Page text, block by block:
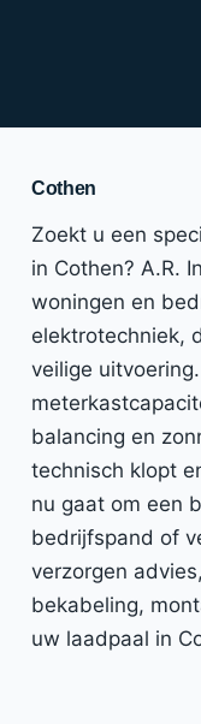
Cothen
Zoekt u een
in Cothen? A.R.
woningen en
elektrotechniek,
veilige
balancing en
technisch klopt
nu gaat om een
bedrijfspand of
verzorgen
bekabeling,
uw laadpaal in